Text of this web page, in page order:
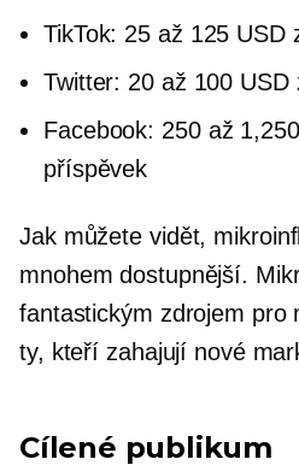
TikTok: 25 až 125 USD
Twitter: 20 až 100 USD
Facebook: 250 až
příspěvek
Jak můžete vidět,
mnohem dostupnější.
fantastickým zdrojem pro
ty, kteří zahajují nové
Cílené publikum